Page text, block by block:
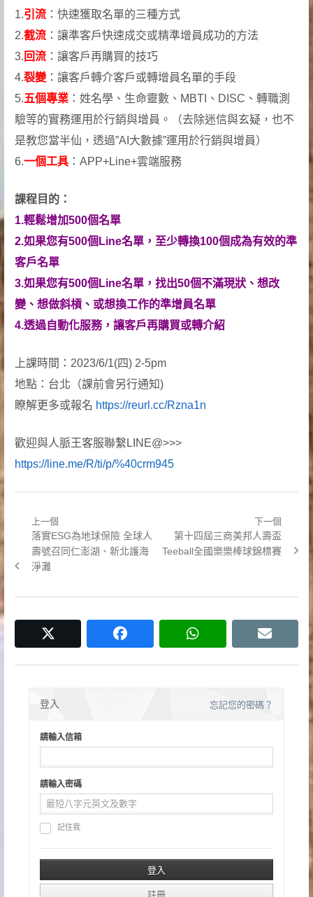
1.引流：快速獲取名單的三種方式
2.截流：讓準客戶快速成交或精準增員成功的方法
3. 回流：讓客戶再購買的技巧
4.裂變：讓客戶轉介客戶或轉增員名單的手段
5.五個專業：姓名學、生命靈數、MBTI、DISC、轉職測
驗等的實務運用於行銷與增員。（去除迷信與玄疑，也不
是教您當半仙，透過”AI大數據”運用於行銷與增員）
6.一個工具：APP+Line+雲端服務
課程目的：
1.輕鬆增加500個名單
2.如果您有500個Line名單，至少轉換100個成為有效的準
客戶名單
3.如果您有500個Line名單，找出50個不滿現狀、想改
變、想做斜槓、或想換工作的準增員名單
4.透過自動化服務，讓客戶再購買或轉介紹
上課時間：2023/6/1(四) 2-5pm
地點：台北（課前會另行通知)
瞭解更多或報名 https://reurl.cc/Rzna1n
歡迎與人脈王客服聯繫LINE@>>>
https://line.me/R/ti/p/%40crm945
覽
上一個
Previous
post:
落實ESG為地球保險 全球人
壽號召同仁澎湖、新北護海
淨灘
下一個
Next
post:
第十四屆三商美邦人壽盃
Teeball全國樂樂棒球錦標賽
facebook whatsapp email
登入 忘記您的密碼？
請輸入信箱
請輸入密碼
記住我